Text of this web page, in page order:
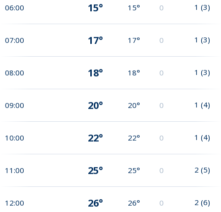
06:00 15° 15° 0 1 (3)
07:00 17° 17° 0 1 (3)
08:00 18° 18° 0 1 (3)
09:00 20° 20° 0 1 (4)
10:00 22° 22° 0 1 (4)
11:00 25° 25° 0 2 (5)
12:00 26° 26° 0 2 (6)